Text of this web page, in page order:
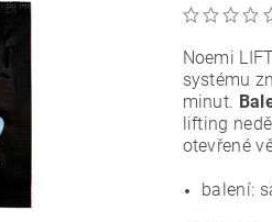
Noemi
systému
minut.
lifting
otevřené
balení: